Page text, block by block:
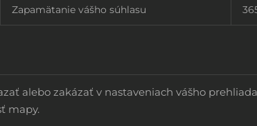
Zapamätanie vášho súhlasu
alebo zakázať v nastaveniach vášho
mapy.